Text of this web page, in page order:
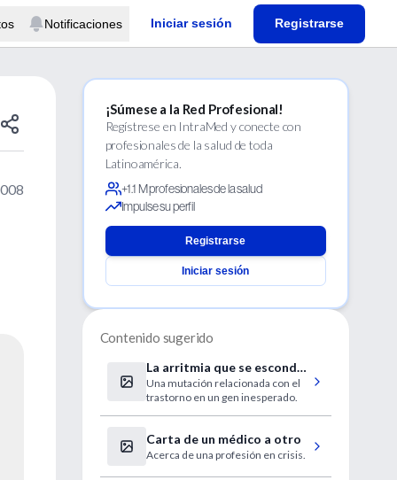
Notificaciones Iniciar sesión Registrarse
¡Súmese a la Red Profesional!
Regístrese en IntraMed y conecte con
profesionales de la salud de toda
Latinoamérica.
+1.1 M profesionales de la salud
Impulse su perfil
Registrarse
Iniciar sesión
Contenido sugerido
La arritmia que se esconde
en los genes
Una mutación relacionada con el
trastorno en un gen inesperado.
Carta de un médico a otro
Acerca de una profesión en crisis.